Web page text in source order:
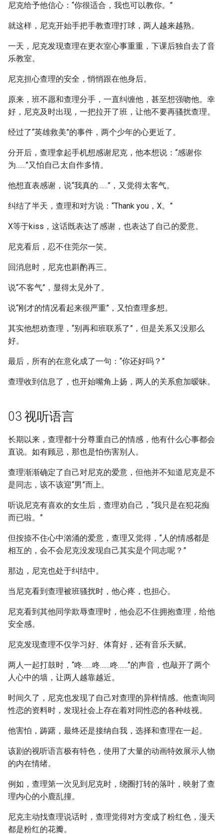
尼克给予他信心：“你很适合，我也可以教你。”
就这样，尼克开始手把手教查理打球，两人越来越熟。
一天，尼克发现查理在更衣室心事重重，下课后独自去了音
乐教室。
尼克担心查理的安全，悄悄跟在他身后。
原来，班不愿和查理分手，一直纠缠他，甚至想强吻他。幸
好，尼克及时出现，一把拉开了班，让他不要再骚扰查理。
经过了“英雄救美”的事件，两个少年的心更近了。
分开后，查理拿起手机想感谢尼克，他本想说：“感谢你
为……”又怕自己太自作多情。
他想直表感谢，说“我真的……”，又觉得太客气。
纠结了半天，查理和对方说：“Thank you，X。”
X等于kiss，这话既表达了感谢，也表达了自己的爱意。
尼克看后，忍不住莞尔一笑。
回消息时，尼克也斟酌再三。
说“不客气”，显得太见外了。
说“刚才的情况看起来很严重”，又怕查理多想。
其实他想劝查理，“别再和班联系了”，但是关系又没那么
好。
最后，所有的在意化成了一句：“你还好吗？”
查理收到信息了，也开始嘴角上扬，两人的关系愈加暧昧。
03 视听语言
长期以来，查理都十分尊重自己的情感，他有什么心事都会
直说。如有顾忌，那也是怕伤害别人。
查理渐渐确定了自己对尼克的爱意，但他并不知道尼克是不
是同志，该不该迎“男”而上。
听说尼克有喜欢的女生后，查理劝自己，“我只是在犯花痴
而已啦。”
但按捺不住心中汹涌的爱意，查理又觉得，“人的情感都是
相互的，会不会尼克没发现自己其实是个同志呢？”
那边，尼克也处于纠结中。
当尼克看到查理被班骚扰时，他心疼，也担心。
尼克看到其他同学欺辱查理时，他会忍不住拥抱查理，给他
安全感。
尼克发现查理不仅学习好、体育好，还有音乐天赋。
两人一起打鼓时，“咚……咚……咚……”的声音，也敲开了两个
人心中的墙，让两人越靠越近。
时间久了，尼克也发现了自己对查理的异样情感。他查询同
性恋的资料时，发现社会上存在着对同性恋的各种歧视。
他害怕，踌躇，最终还是接纳自我，选择和查理在一起。
该剧的视听语言极有特色，使用了大量的动画特效展示人物
的内在情绪。
例如，查理第一次见到尼克时，绕圈打转的落叶，映射了查
理内心的小鹿乱撞。
尼克主动找查理说话时，查理觉得对方变成了粉红色，漫天
都是粉红的花瓣。